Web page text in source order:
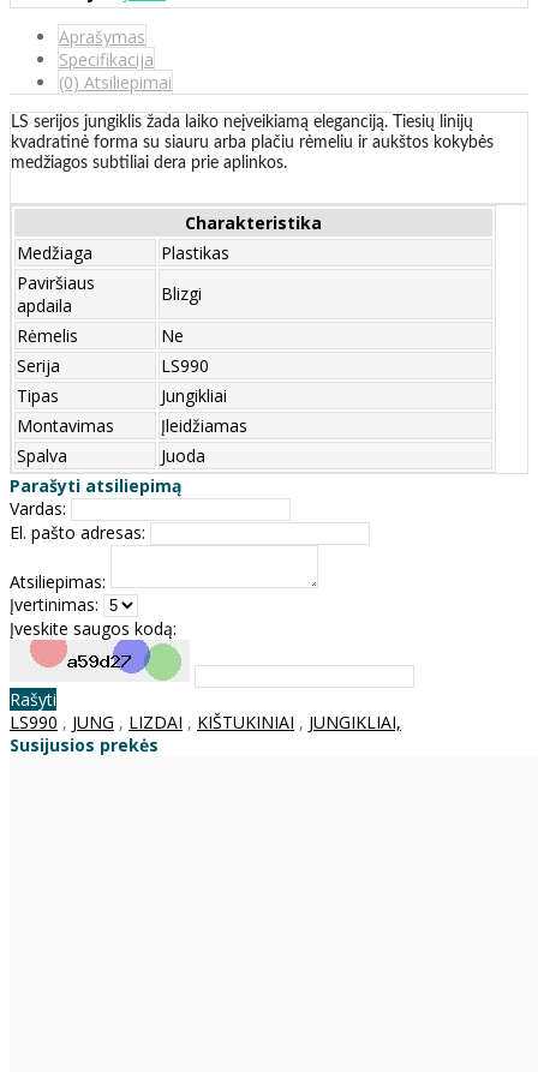
Aprašymas
Specifikacija
(0) Atsiliepimai
LS serijos jungiklis žada laiko neįveikiamą eleganciją. Tiesių linijų
kvadratinė forma su siauru arba plačiu rėmeliu ir aukštos kokybės
medžiagos subtiliai dera prie aplinkos.
Charakteristika
Medžiaga
Plastikas
Paviršiaus
apdaila
Blizgi
Rėmelis
Ne
Serija
LS990
Tipas
Jungikliai
Montavimas
Įleidžiamas
Spalva
Juoda
Parašyti atsiliepimą
Vardas:
El. pašto adresas:
Atsiliepimas:
Įvertinimas:
Įveskite saugos kodą:
Rašyti
LS990 , JUNG , LIZDAI , KIŠTUKINIAI , JUNGIKLIAI,
Susijusios prekės